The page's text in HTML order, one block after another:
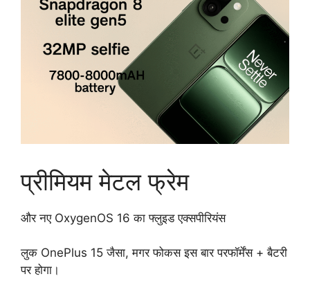
प्रीमियम मेटल फ्रेम
और नए OxygenOS 16 का फ्लुइड एक्सपीरियंस
लुक OnePlus 15 जैसा, मगर फोकस इस बार परफॉर्मेंस + बैटरी
पर होगा।